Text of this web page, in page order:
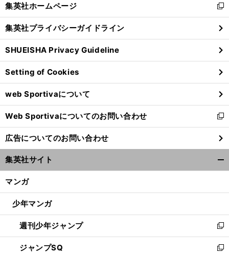
閉
る
集英社ホームページ
新
し
い
ウ
ィ
ン
ド
ウ
で
開
く
集英社プライバシーガイドライン
SHUEISHA Privacy Guideline
Setting of Cookies
web Sportivaについて
Web Sportivaについてのお問い合わせ
新
し
い
ウ
ィ
ン
ウ
開
く
広告についてのお問い合わせ
集英社サイト
マンガ
少年マンガ
週刊少年ジャンプ
新
し
い
ジャンプSQ
新